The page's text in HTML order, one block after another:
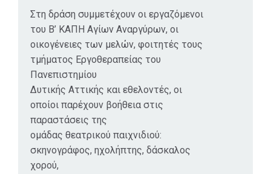
Στη δράση συμμετέχουν οι εργαζόμενοι
του Β’ ΚΑΠΗ Αγίων Αναργύρων, οι
οικογένειες των μελών, φοιτητές τους
τμήματος Εργοθεραπείας του
Πανεπιστημίου
Δυτικής Αττικής και εθελοντές, οι
οποίοι παρέχουν βοήθεια στις
παραστάσεις της
ομάδας θεατρικού παιχνιδιού:
σκηνογράφος, ηχολήπτης, δάσκαλος
χορού,